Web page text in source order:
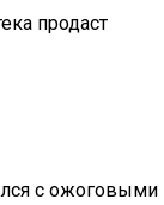
продаст
с ожоговыми